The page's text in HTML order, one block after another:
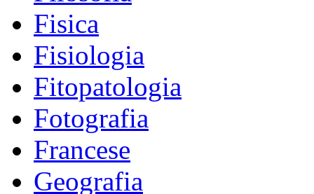
Fisica
Fisiologia
Fitopatologia
Fotografia
Francese
Geografia